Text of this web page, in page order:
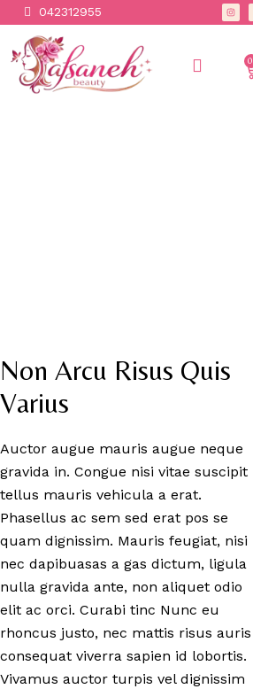
042312955
0
Non Arcu Risus Quis
Varius
Auctor augue mauris augue neque
gravida in. Congue nisi vitae suscipit
tellus mauris vehicula a erat.
Phasellus ac sem sed erat pos se
quam dignissim. Mauris feugiat, nisi
nec dapibuasas a gas dictum, ligula
nulla gravida ante, non aliquet odio
elit ac orci. Curabi tinc Nunc eu
rhoncus justo, nec mattis risus auris
consequat viverra sapien id lobortis.
Vivamus auctor turpis vel dignissim